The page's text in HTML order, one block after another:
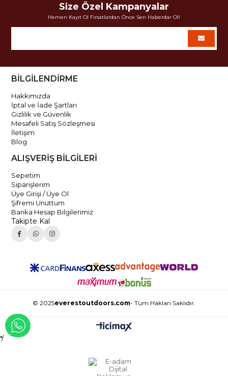
Size Özel Kampanyalar
Hemen Kayıt Ol Fırsatlardan Önce Sen Haberdar Ol!
BİLGİLENDİRME
Hakkımızda
İptal ve İade Şartları
Gizlilik ve Güvenlik
Mesafeli Satış Sözleşmesi
İletişim
Blog
ALIŞVERİŞ BİLGİLERİ
Sepetim
Siparişlerim
Üye Girişi / Üye Ol
Şifremi Unuttum
Banka Hesap Bilgilerimiz
Takipte Kal
© 2025everestoutdoors.com- Tüm Hakları Saklıdır.
*/
WHATSAPP İLE İLETİŞİME GEÇ